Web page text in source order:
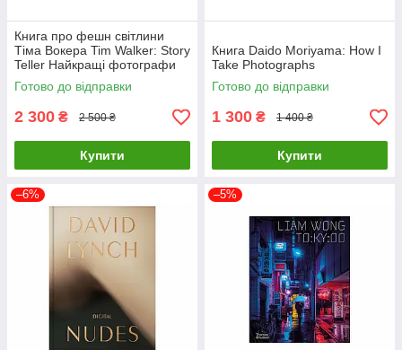
Книга про фешн світлини
Тіма Вокера Tim Walker: Story
Teller Найкращі фотографи
світу книги для фотографів
Готово до відправки
2 300 ₴ 2 500 ₴
Купити
Книга Daido Moriyama: How I
Take Photographs
Готово до відправки
1 300 ₴ 1 400 ₴
Купити
–6% –5%